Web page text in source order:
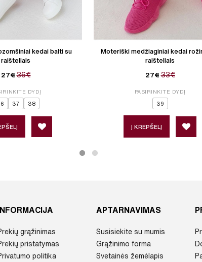
kedai balti su
raišteliais
27€ 36€
DYDĮ
37 38
Moteriški medžiaginiai kedai
raišteliais
27€ 33€
PASIRINKITE DYDĮ
39
Į KREPŠELĮ
INFORMACIJA
grąžinimas
pristatymas
politika
APTARNAVIMAS
Susisiekite su mumis
Grąžinimo forma
Svetainės žemėlapis